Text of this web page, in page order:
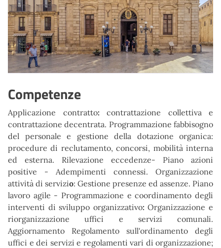
Competenze
Applicazione contratto: contrattazione collettiva e
contrattazione decentrata. Programmazione fabbisogno
del personale e gestione della dotazione organica:
procedure di reclutamento, concorsi, mobilità interna
ed esterna. Rilevazione eccedenze- Piano azioni
positive - Adempimenti connessi. Organizzazione
attività di servizio: Gestione presenze ed assenze. Piano
lavoro agile - Programmazione e coordinamento degli
interventi di sviluppo organizzativo:Organizzazione e
riorganizzazione uffici e servizi comunali.
Aggiornamento Regolamento sull'ordinamento degli
uffici e dei servizi e regolamenti vari di organizzazione;